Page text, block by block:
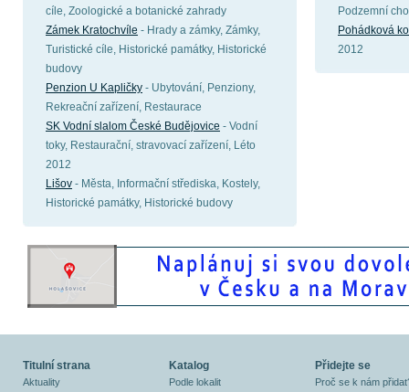
cíle, Zoologické a botanické zahrady
Zámek Kratochvíle - Hrady a zámky, Zámky,
Turistické cíle, Historické památky, Historické
budovy
Penzion U Kapličky - Ubytování, Penziony,
Rekreační zařízení, Restaurace
SK Vodní slalom České Budějovice - Vodní
toky, Restaurační, stravovací zařízení, Léto
2012
Lišov - Města, Informační střediska, Kostely,
Historické památky, Historické budovy
Podzemní
Pohádková
2012
Titulní strana
Aktuality
Katalog
Podle lokalit
Přidejte se
Proč se k nám